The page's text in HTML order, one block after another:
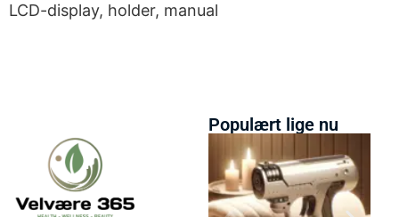
LCD-display, holder, manual
Populært lige nu